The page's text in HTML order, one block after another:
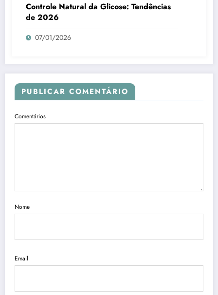
Controle Natural da Glicose: Tendências
de 2026
07/01/2026
PUBLICAR COMENTÁRIO
Comentários
Nome
Email